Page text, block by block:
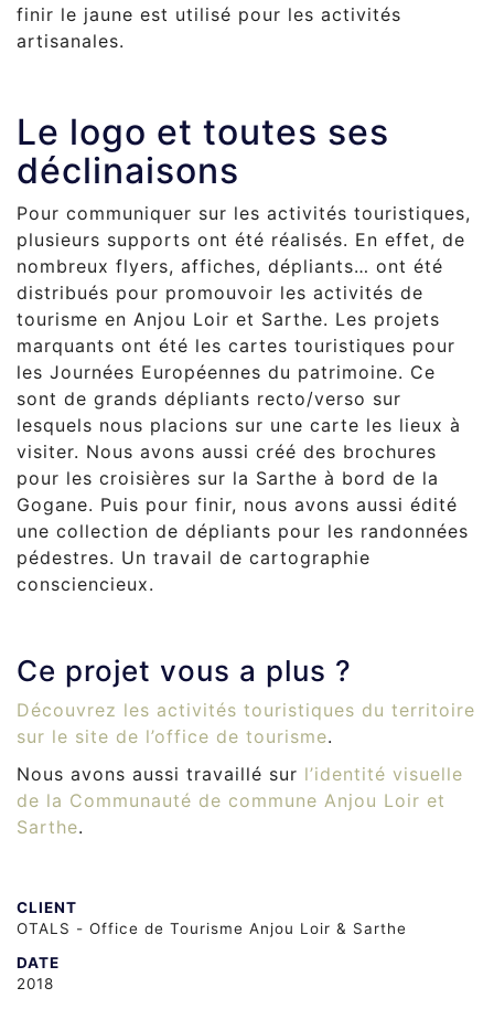
finir le jaune est utilisé pour les activités
artisanales.
Le logo et toutes ses
déclinaisons
Pour communiquer sur les activités touristiques,
plusieurs supports ont été réalisés. En effet, de
nombreux flyers, affiches, dépliants… ont été
distribués pour promouvoir les activités de
tourisme en Anjou Loir et Sarthe. Les projets
marquants ont été les cartes touristiques pour
les Journées Européennes du patrimoine. Ce
sont de grands dépliants recto/verso sur
lesquels nous placions sur une carte les lieux à
visiter. Nous avons aussi créé des brochures
pour les croisières sur la Sarthe à bord de la
Gogane. Puis pour finir, nous avons aussi édité
une collection de dépliants pour les randonnées
pédestres. Un travail de cartographie
consciencieux.
Ce projet vous a plus ?
Découvrez les activités touristiques du territoire
sur le site de l’office de tourisme.
Nous avons aussi travaillé sur l’identité visuelle
de la Communauté de commune Anjou Loir et
Sarthe.
CLIENT
OTALS - Office de Tourisme Anjou Loir & Sarthe
DATE
2018